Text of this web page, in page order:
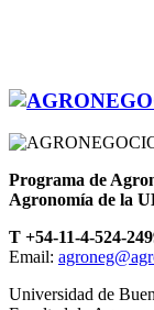
Programa de
Agronomía de la
T +54-11-4-524-
Email:
Universidad de